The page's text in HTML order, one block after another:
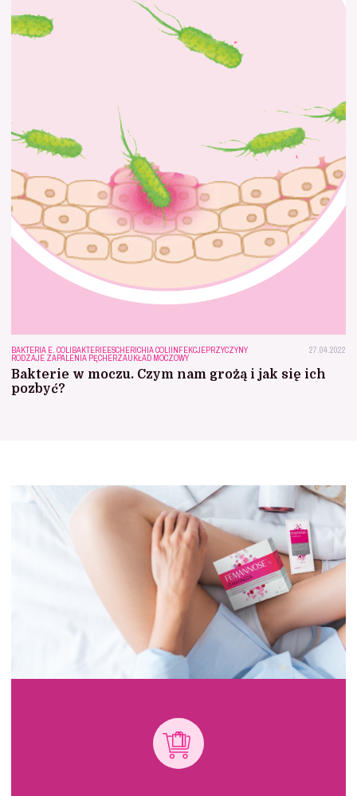
BAKTERIA E. COLIBAKTERIEESCHERICHIA COLIINFEKCJEPRZYCZYNY
RODZAJE ZAPALENIA PĘCHERZAUKŁAD MOCZOWY
27.04.2022
Bakterie w moczu. Czym nam grożą i jak się ich
pozbyć?